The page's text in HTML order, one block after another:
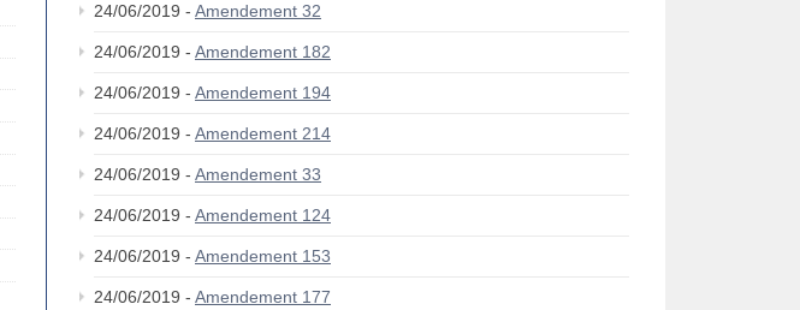
24/06/2019 - Amendement 32
24/06/2019 - Amendement 182
24/06/2019 - Amendement 194
24/06/2019 - Amendement 214
24/06/2019 - Amendement 33
24/06/2019 - Amendement 124
24/06/2019 - Amendement 153
24/06/2019 - Amendement 177